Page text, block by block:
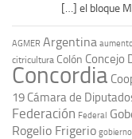
[…] el bloque
AGMER Argentina
citricultura Colón Concejo
Concordia
19 Cámara de
Federación Federal
Rogelio Frigerio